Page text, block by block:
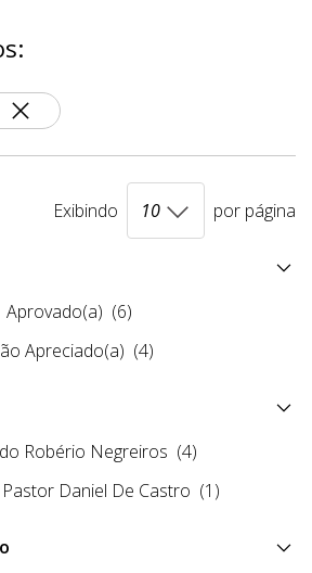
Exibindo por página
Aprovado(a) (6)
Apreciado(a) (4)
Robério Negreiros (4)
Daniel De Castro (1)